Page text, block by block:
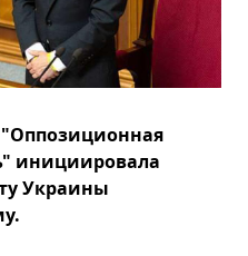
"Оппозиционная
инициировала
Украины